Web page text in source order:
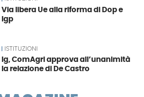
Via libera Ue alla riforma di Dop e
Igp
ISTITUZIONI
Ig, ComAgri approva all’unanimità
la relazione di De Castro